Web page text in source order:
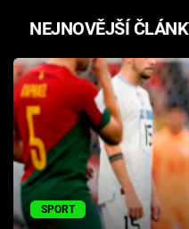
Témata
Filmy
Seriály
Hry
NEJNOVĚJŠÍ
SPORT